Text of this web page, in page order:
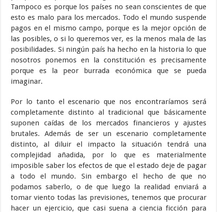
Tampoco es porque los países no sean conscientes de que
esto es malo para los mercados. Todo el mundo suspende
pagos en el mismo campo, porque es la mejor opción de
las posibles, o si lo queremos ver, es la menos mala de las
posibilidades. Si ningún país ha hecho en la historia lo que
nosotros ponemos en la constitución es precisamente
porque es la peor burrada económica que se pueda
imaginar.
Por lo tanto el escenario que nos encontraríamos será
completamente distinto al tradicional que básicamente
suponen caídas de los mercados financieros y ajustes
brutales. Además de ser un escenario completamente
distinto, al diluir el impacto la situación tendrá una
complejidad añadida, por lo que es materialmente
imposible saber los efectos de que el estado deje de pagar
a todo el mundo. Sin embargo el hecho de que no
podamos saberlo, o de que luego la realidad enviará a
tomar viento todas las previsiones, tenemos que procurar
hacer un ejercicio, que casi suena a ciencia ficción para